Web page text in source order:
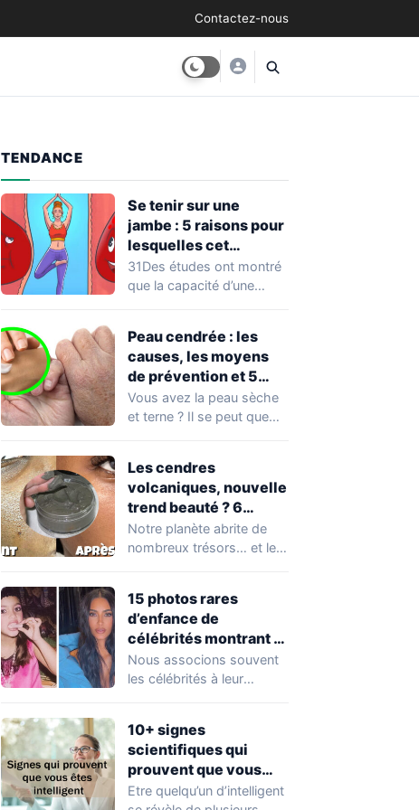
Contactez-nous
TENDANCE
Se tenir sur une
jambe : 5 raisons pour
lesquelles cet
exercice équivaut à
une véritable séance
31Des études ont montré
que la capacité d’une
Peau cendrée : les
causes, les moyens
de prévention et 5
façons de la traiter
Vous avez la peau sèche
et terne ? Il se peut que
Les cendres
volcaniques, nouvelle
trend beauté ? 6
avantages pour la
peau à connaître
Notre planète abrite de
nombreux trésors… et les
15 photos rares
d’enfance de
célébrités montrant à
quel point elles ont
changé au fil du temps
Nous associons souvent
les célébrités à leur
10+ signes
scientifiques qui
prouvent que vous
êtes plus intelligent
Etre quelqu’un d’intelligent